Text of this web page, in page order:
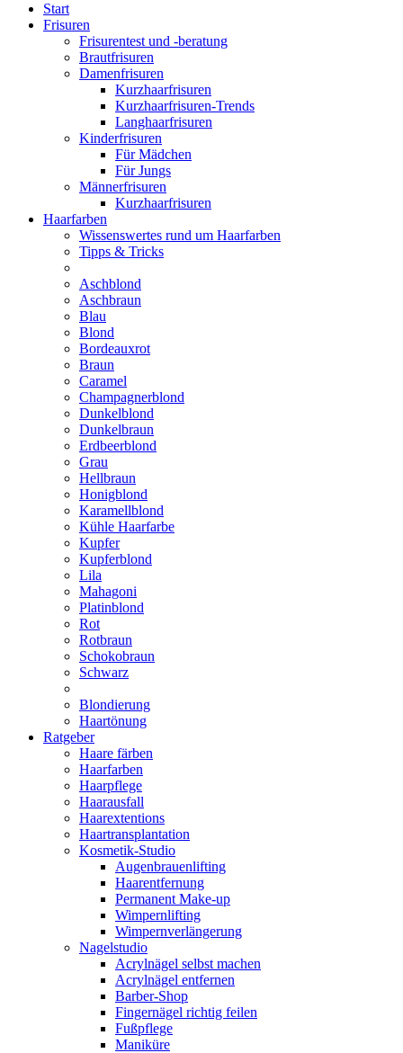
Start
Frisuren
Frisurentest und -beratung
Brautfrisuren
Damenfrisuren
Kurzhaarfrisuren
Kurzhaarfrisuren-Trends
Langhaarfrisuren
Kinderfrisuren
Für Mädchen
Für Jungs
Männerfrisuren
Kurzhaarfrisuren
Haarfarben
Wissenswertes rund um Haarfarben
Tipps & Tricks
Aschblond
Aschbraun
Blau
Blond
Bordeauxrot
Braun
Caramel
Champagnerblond
Dunkelblond
Dunkelbraun
Erdbeerblond
Grau
Hellbraun
Honigblond
Karamellblond
Kühle Haarfarbe
Kupfer
Kupferblond
Lila
Mahagoni
Platinblond
Rot
Rotbraun
Schokobraun
Schwarz
Blondierung
Haartönung
Ratgeber
Haare färben
Haarfarben
Haarpflege
Haarausfall
Haarextentions
Haartransplantation
Kosmetik-Studio
Augenbrauenlifting
Haarentfernung
Permanent Make-up
Wimpernlifting
Wimpernverlängerung
Nagelstudio
Acrylnägel selbst machen
Acrylnägel entfernen
Barber-Shop
Fingernägel richtig feilen
Fußpflege
Maniküre